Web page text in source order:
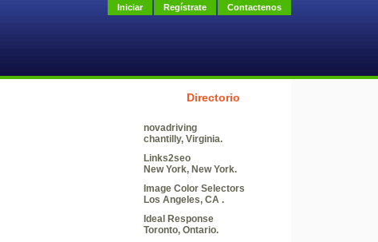
Iniciar Regístrate Contactenos
Directorio
novadriving
chantilly, Virginia.
Links2seo
New York, New York.
Image Color Selectors
Los Angeles, CA .
Ideal Response
Toronto, Ontario.